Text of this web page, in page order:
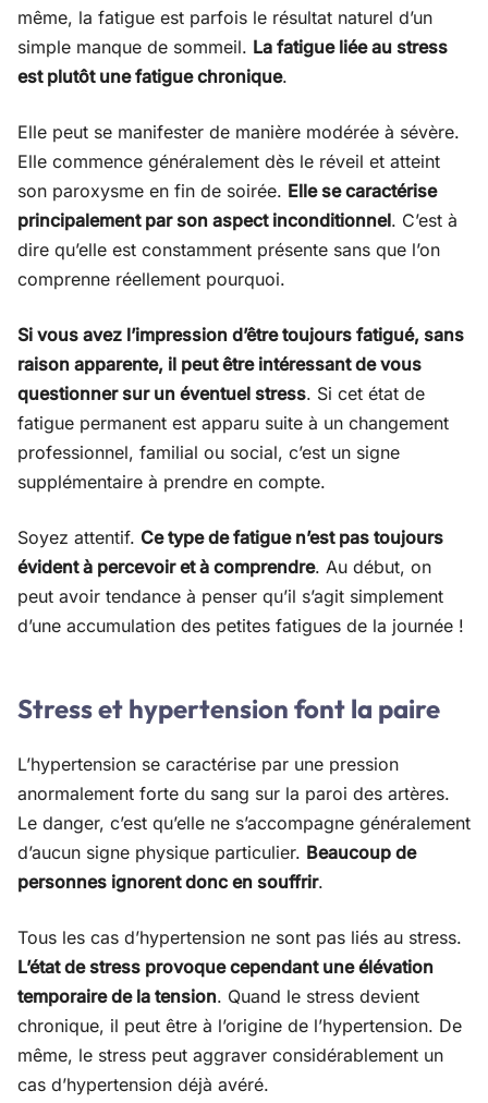
même, la fatigue est parfois le résultat naturel d’un
simple manque de sommeil. La fatigue liée au stress
est plutôt une fatigue chronique.
Elle peut se manifester de manière modérée à sévère.
Elle commence généralement dès le réveil et atteint
son paroxysme en fin de soirée. Elle se caractérise
principalement par son aspect inconditionnel. C’est à
dire qu’elle est constamment présente sans que l’on
comprenne réellement pourquoi.
Si vous avez l’impression d’être toujours fatigué, sans
raison apparente, il peut être intéressant de vous
questionner sur un éventuel stress. Si cet état de
fatigue permanent est apparu suite à un changement
professionnel, familial ou social, c’est un signe
supplémentaire à prendre en compte.
Soyez attentif. Ce type de fatigue n’est pas toujours
évident à percevoir et à comprendre. Au début, on
peut avoir tendance à penser qu’il s’agit simplement
d’une accumulation des petites fatigues de la journée !
Stress et hypertension font la paire
L’hypertension se caractérise par une pression
anormalement forte du sang sur la paroi des artères.
Le danger, c’est qu’elle ne s’accompagne généralement
d’aucun signe physique particulier. Beaucoup de
personnes ignorent donc en souffrir.
Tous les cas d’hypertension ne sont pas liés au stress.
L’état de stress provoque cependant une élévation
temporaire de la tension. Quand le stress devient
chronique, il peut être à l’origine de l’hypertension. De
même, le stress peut aggraver considérablement un
cas d’hypertension déjà avéré.